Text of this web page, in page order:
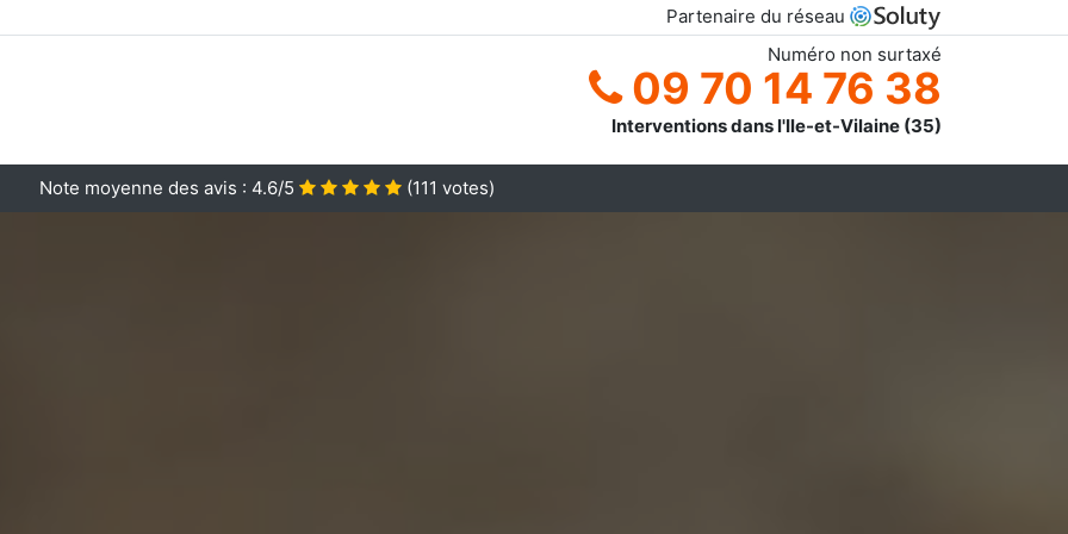
Partenaire du réseau
Numéro non surtaxé
09 70 14 76 38
Interventions dans l'Ile-et-Vilaine (35)
Note moyenne des avis : 4.6/5 (111 votes)